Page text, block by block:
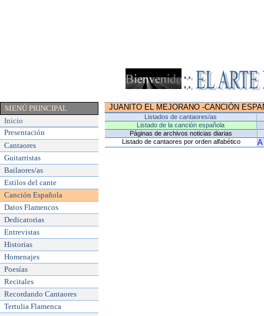
MENÚ PRINCIPAL
Inicio
Presentación
Cantaores
Guitarristas
Bailaores/as
Estilos del cante
Canción Española
Datos Flamencos
Dedicatorias
Entrevistas
Historias
Homenajes
Poesías
Recitales
Recordando Cantaores
Tertulia Flamenca
JUANITO EL MEJORANO -CANCIÓN
Listados de cantaores/as
Listado de la canción española
Páginas de archivos noticias diarias
Listado de cantaores por orden alfabético
A